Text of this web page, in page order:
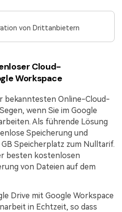
von Drittanbietern
Cloud-
Workspace
bekanntesten Online-Cloud-
wenn Sie im Google
Als führende Lösung
Speicherung und
Speicherplatz zum Nulltarif.
besten kostenlosen
von Dateien auf dem
Drive mit Google Workspace
in Echtzeit, so dass